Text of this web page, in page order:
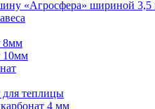
«Агросфера» шириной 3,5
8мм
10мм
теплицы
4 мм